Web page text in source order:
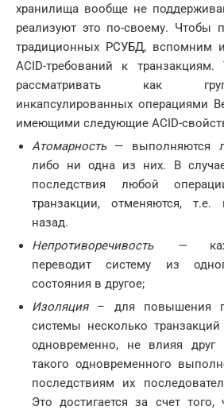
хранилища вообще не
реализуют это по-своему. Чтобы
традиционных РСУБД, вспомним
ACID-требований к
рассматривать как
инкапсулированных операциями
имеющими следующие ACID-
Атомарность— выполняются
либо ни одна из них. В
последствия любой
транзакции, отменяются, т.е.
назад.
Непротиворечивость —
переводит систему из
состояния в другое;
Изоляция– для повышения
системы несколько
одновременно, не влияя
такого одновременного
последствиям их
Это достигается за счет